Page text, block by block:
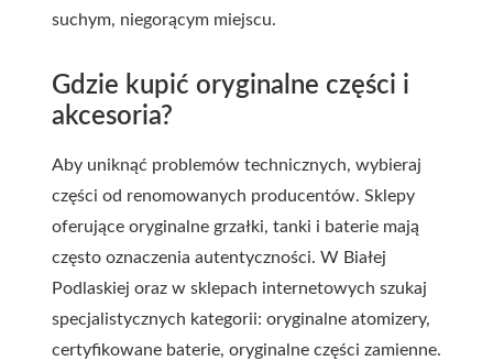
suchym, niegorącym miejscu.
Gdzie kupić oryginalne części i
akcesoria?
Aby uniknąć problemów technicznych, wybieraj
części od renomowanych producentów. Sklepy
oferujące oryginalne grzałki, tanki i baterie mają
często oznaczenia autentyczności. W Białej
Podlaskiej oraz w sklepach internetowych szukaj
specjalistycznych kategorii: oryginalne atomizery,
certyfikowane baterie, oryginalne części zamienne.